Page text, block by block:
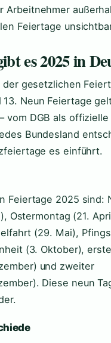
Arbeitnehmer
Feiertage
es 2025 in
gesetzlichen
Neun Feiertage
vom DGB als
Bundesland
es einführt.
Feiertage 2025 sind:
Ostermontag (21.
(29. Mai),
(3. Oktober),
und zweiter
Diese neun